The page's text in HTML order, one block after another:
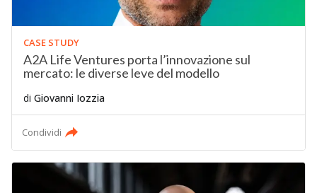
CASE STUDY
A2A Life Ventures porta l’innovazione sul
mercato: le diverse leve del modello
di Giovanni Iozzia
Condividi